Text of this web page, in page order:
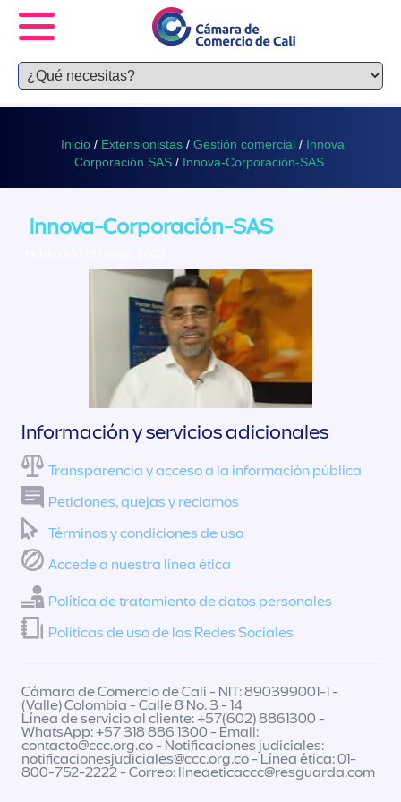
Inicio / Extensionistas / Gestión comercial / Innova
Corporación SAS / Innova-Corporación-SAS
Innova-Corporación-SAS
Información y servicios adicionales
Transparencia y acceso a la información pública
Peticiones, quejas y reclamos
Términos y condiciones de uso
Accede a nuestra línea ética
Política de tratamiento de datos personales
Políticas de uso de las Redes Sociales
Cámara de Comercio de Cali - NIT: 890399001-1 -
(Valle) Colombia - Calle 8 No. 3 - 14
Línea de servicio al cliente: +57(602) 8861300 -
WhatsApp: +57 318 886 1300 - Email:
contacto@ccc.org.co- Notificaciones judiciales:
notificacionesjudiciales@ccc.org.co- Línea ética: 01-
800-752-2222 - Correo: lineaeticaccc@resguarda.com